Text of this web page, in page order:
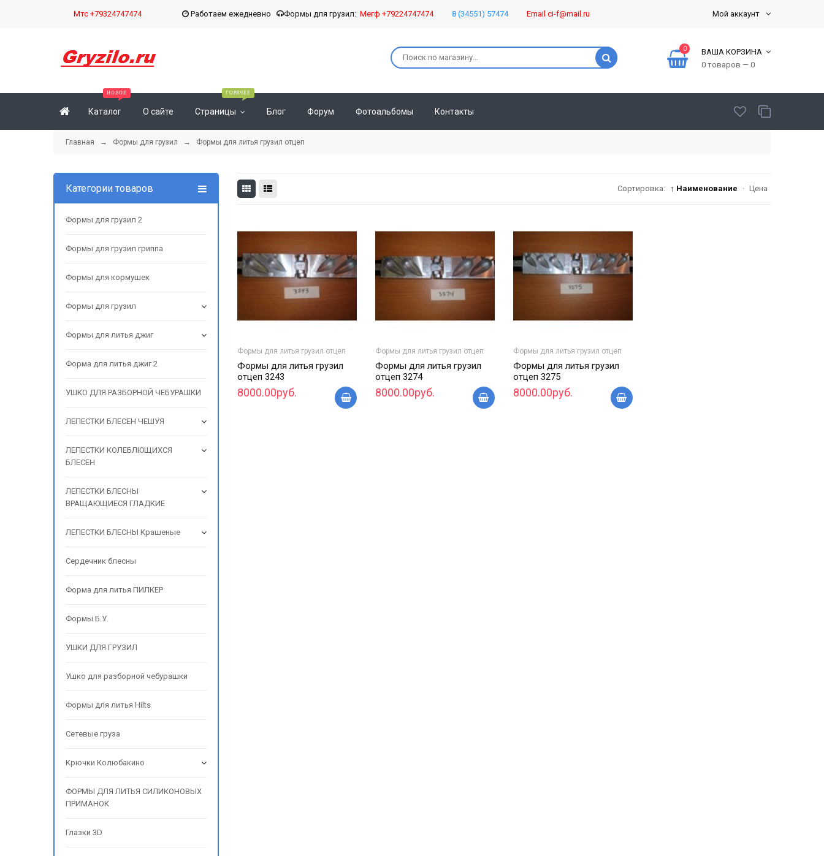
Мой аккаунт
Работаем ежедневно Формы для грузил:
Мтс +79324747474 Мегф +79224747474 8 (34551) 57474 Email ci-f@mail.ru
0
ВАША КОРЗИНА
0 товаров — 0
Каталог О сайте Страницы Блог Форум Фотоальбомы Контакты
Главная → Формы для грузил → Формы для литья грузил отцеп
Сортировка: ↑ Наименование · Цена
Формы для литья грузил отцеп
Формы для литья грузил
отцеп 3243
8000.00руб.
Формы для литья грузил отцеп
Формы для литья грузил
отцеп 3274
8000.00руб.
Формы для литья грузил отцеп
Формы для литья грузил
отцеп 3275
8000.00руб.
Категории товаров
Формы для грузил 2
Формы для грузил гриппа
Формы для кормушек
Формы для грузил
Формы для литья джиг
Форма для литья джиг 2
УШКО ДЛЯ РАЗБОРНОЙ ЧЕБУРАШКИ
ЛЕПЕСТКИ БЛЕСЕН ЧЕШУЯ
ЛЕПЕСТКИ КОЛЕБЛЮЩИХСЯ
БЛЕСЕН
ЛЕПЕСТКИ БЛЕСНЫ
ВРАЩАЮЩИЕСЯ ГЛАДКИЕ
ЛЕПЕСТКИ БЛЕСНЫ Крашеные
Сердечник блесны
Форма для литья ПИЛКЕР
Формы Б.У.
УШКИ ДЛЯ ГРУЗИЛ
Ушко для разборной чебурашки
Формы для литья Hilts
Сетевые груза
Крючки Колюбакино
ФОРМЫ ДЛЯ ЛИТЬЯ СИЛИКОНОВЫХ
ПРИМАНОК
Глазки 3D